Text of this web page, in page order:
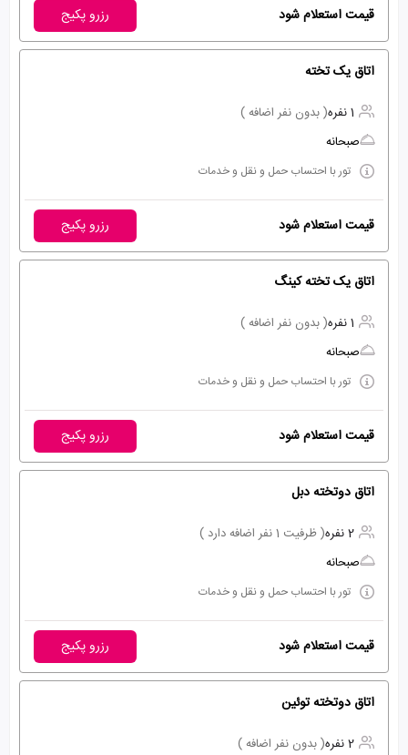
قیمت استعلام شود رزرو پکیج
اتاق یک تخته
1 نفره
( بدون نفر اضافه )
صبحانه
تور با احتساب حمل و نقل و خدمات
قیمت استعلام شود رزرو پکیج
اتاق یک تخته کینگ
1 نفره
( بدون نفر اضافه )
صبحانه
تور با احتساب حمل و نقل و خدمات
قیمت استعلام شود رزرو پکیج
اتاق دوتخته دبل
2 نفره
( ظرفیت 1 نفر اضافه دارد )
صبحانه
تور با احتساب حمل و نقل و خدمات
قیمت استعلام شود رزرو پکیج
اتاق دوتخته توئین
2 نفره
( بدون نفر اضافه )